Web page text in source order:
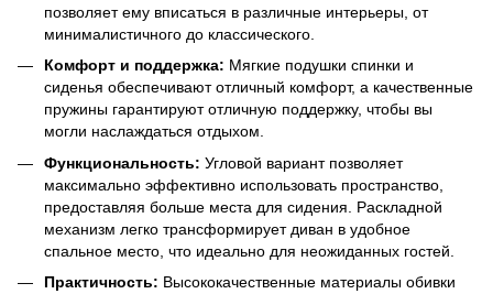
позволяет ему вписаться в различные интерьеры, от
минималистичного до классического.
Комфорт и поддержка: Мягкие подушки спинки и
сиденья обеспечивают отличный комфорт, а качественные
пружины гарантируют отличную поддержку, чтобы вы
могли наслаждаться отдыхом.
Функциональность: Угловой вариант позволяет
максимально эффективно использовать пространство,
предоставляя больше места для сидения. Раскладной
механизм легко трансформирует диван в удобное
спальное место, что идеально для неожиданных гостей.
Практичность: Высококачественные материалы обивки